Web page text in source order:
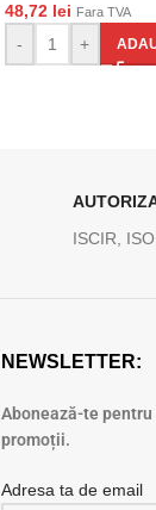
48,72 lei Fara TVA
- +
ISCIR, ISO
NEWSLETTER:
Abonează-te
promoții.
Adresa ta de email